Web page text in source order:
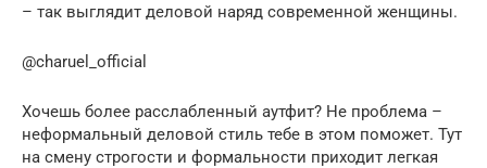
– так выглядит деловой наряд современной женщины.
@charuel_official
Хочешь более расслабленный аутфит? Не проблема –
неформальный деловой стиль тебе в этом поможет. Тут
на смену строгости и формальности приходит легкая